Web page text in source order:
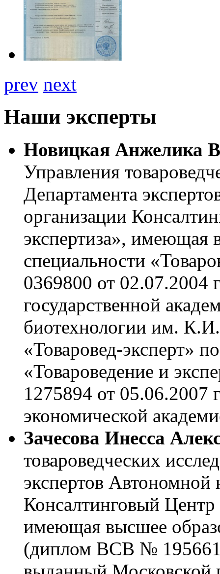
prev next
Наши эксперты
Новицкая Анжелика
Управления
Департамента
организации
экспертиза», имеющая
специальности
0369800 от 02.07.2004
государственной
биотехнологии им.
«Товаровед-эксперт»
«Товароведение и
1275894 от 05.06.2007
экономической
Зачесова Инесса
товароведческих
экспертов Автономной
Консалтинговый Центр
имеющая высшее
(диплом ВСВ №